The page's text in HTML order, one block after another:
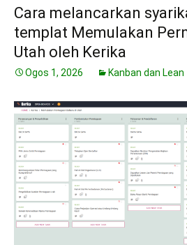
Cara melancarkan
templat Memulakan
Utah oleh Kerika
Ogos 1, 2026 Kanban dan Lean